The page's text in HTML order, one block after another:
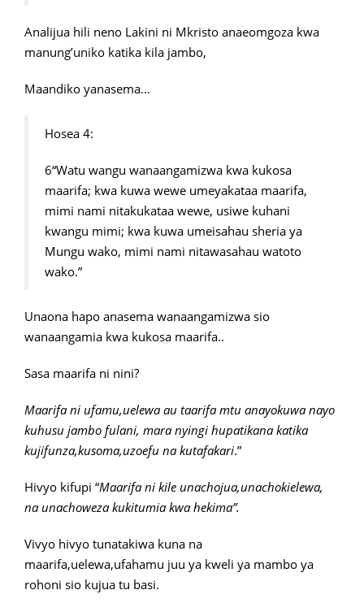
Analijua hili neno Lakini ni Mkristo anaeomgoza kwa
manung’uniko katika kila jambo,
Maandiko yanasema…
Hosea 4:
6“Watu wangu wanaangamizwa kwa kukosa
maarifa; kwa kuwa wewe umeyakataa maarifa,
mimi nami nitakukataa wewe, usiwe kuhani
kwangu mimi; kwa kuwa umeisahau sheria ya
Mungu wako, mimi nami nitawasahau watoto
wako.”
Unaona hapo anasema wanaangamizwa sio
wanaangamia kwa kukosa maarifa..
Sasa maarifa ni nini?
Maarifa ni ufamu,uelewa au taarifa mtu anayokuwa nayo
kuhusu jambo fulani, mara nyingi hupatikana katika
kujifunza,kusoma,uzoefu na kutafakari.”
Hivyo kifupi “Maarifa ni kile unachojua,unachokielewa,
na unachoweza kukitumia kwa hekima”.
Vivyo hivyo tunatakiwa kuna na
maarifa,uelewa,ufahamu juu ya kweli ya mambo ya
rohoni sio kujua tu basi.